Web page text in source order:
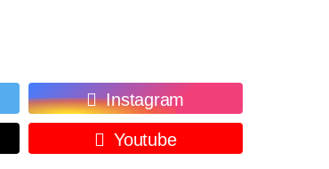
Instagram
Youtube